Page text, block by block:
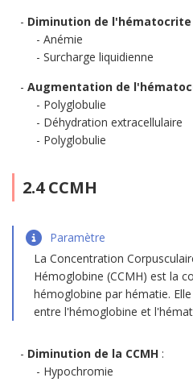
Diminution de l'hématocrite
Anémie
Surcharge liquidienne
Augmentation de
Polyglobulie
Déhydration extracellulaire
Polyglobulie
2.4 CCMH
Paramètre
La Concentration
Hémoglobine (CCMH) est la
hémoglobine par hématie.
entre l'hémoglobine et
Diminution de la CCMH :
Hypochromie